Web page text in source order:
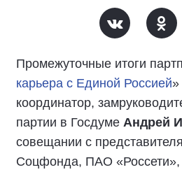
Промежуточные итоги
карьера с Единой Россией»
координатор,
партии в Госдуме Андрей
совещании с
Соцфонда, ПАО